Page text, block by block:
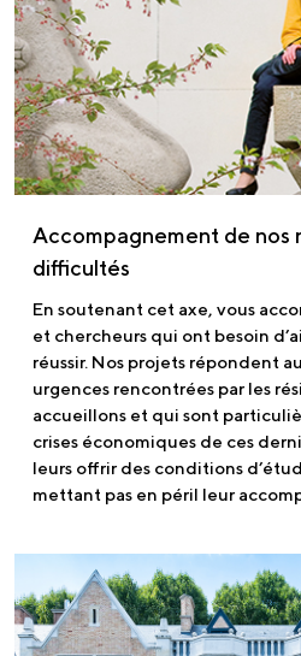
Accompagnement de nos
difficultés
En soutenant cet axe, vous
et chercheurs qui ont besoin
réussir. Nos projets répondent
urgences rencontrées par les
accueillons et qui sont
crises économiques de ces
leurs offrir des conditions
mettant pas en péril leur